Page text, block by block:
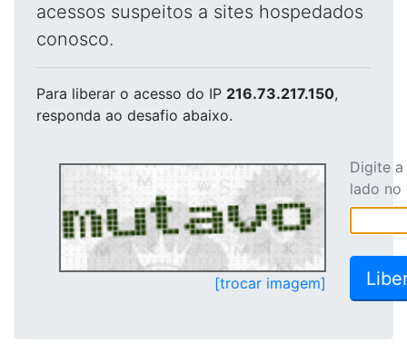
acessos suspeitos a sites hospedados
conosco.
Para liberar o acesso do IP 216.73.217.150,
responda ao desafio abaixo.
[trocar imagem]
Digite
lado no